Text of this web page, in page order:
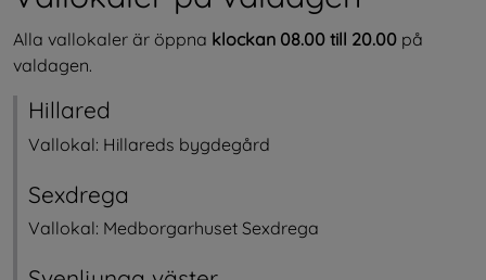
Alla vallokaler är öppna klockan 08.00 till 20.00 på
valdagen.
Hillared
Vallokal: Hillareds bygdegård
Sexdrega
Vallokal: Medborgarhuset Sexdrega